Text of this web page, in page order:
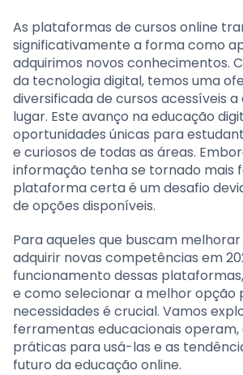
As plataformas de cursos online
significativamente a forma como
adquirimos novos conhecimentos.
da tecnologia digital, temos uma
diversificada de cursos acessíveis
lugar. Este avanço na educação
oportunidades únicas para
e curiosos de todas as áreas.
informação tenha se tornado mais
plataforma certa é um desafio
de opções disponíveis.
Para aqueles que buscam
adquirir novas competências em
funcionamento dessas
e como selecionar a melhor opção
necessidades é crucial. Vamos
ferramentas educacionais operam,
práticas para usá-las e as
futuro da educação online.